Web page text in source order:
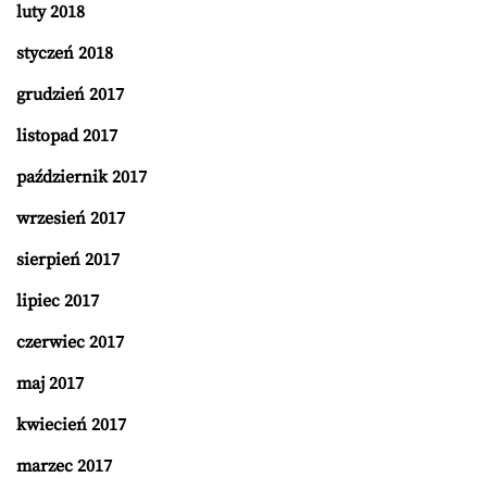
luty 2018
styczeń 2018
grudzień 2017
listopad 2017
październik 2017
wrzesień 2017
sierpień 2017
lipiec 2017
czerwiec 2017
maj 2017
kwiecień 2017
marzec 2017